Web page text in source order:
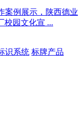
案例展示，陕西德业
校园文化宣 ...
识系统 标牌产品